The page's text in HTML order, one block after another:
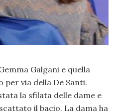
Galgani e quella
per via della De Santi.
la sfilata delle dame e
il bacio. La dama ha